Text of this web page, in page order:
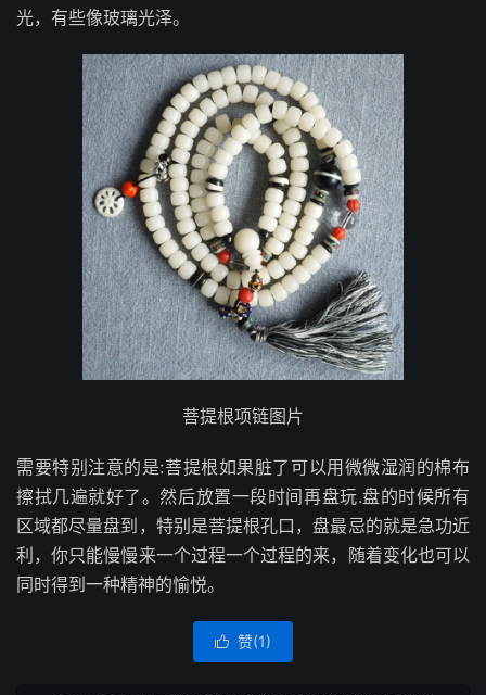
光，有些像玻璃光泽。
菩提根项链图片
需要特别注意的是:菩提根如果脏了可以用微微湿润的棉布
擦拭几遍就好了。然后放置一段时间再盘玩.盘的时候所有
区域都尽量盘到，特别是菩提根孔口，盘最忌的就是急功近
利，你只能慢慢来一个过程一个过程的来，随着变化也可以
同时得到一种精神的愉悦。
 赞(1)